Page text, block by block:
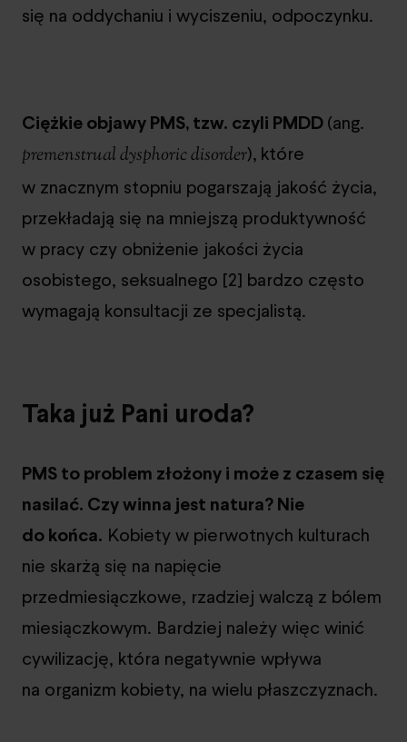
się na oddychaniu i wyciszeniu, odpoczynku.
Ciężkie objawy PMS, tzw. czyli PMDD(ang.
premenstrual dysphoric disorder), które
w znacznym stopniu pogarszają jakość życia,
przekładają się na mniejszą produktywność
w pracy czy obniżenie jakości życia
osobistego, seksualnego [2] bardzo często
wymagają konsultacji ze specjalistą.
Taka już Pani uroda?
PMS to problem złożony i może z czasem się
nasilać. Czy winna jest natura? Nie
do końca. Kobiety w pierwotnych kulturach
nie skarżą się na napięcie
przedmiesiączkowe, rzadziej walczą z bólem
miesiączkowym. Bardziej należy więc winić
cywilizację, która negatywnie wpływa
na organizm kobiety, na wielu płaszczyznach.